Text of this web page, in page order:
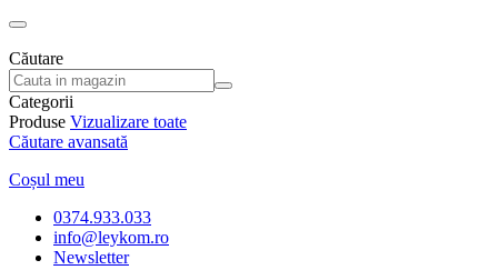
Căutare
Categorii
Produse Vizualizare toate
Căutare avansată
Coșul meu
0374.933.033
info@leykom.ro
Newsletter